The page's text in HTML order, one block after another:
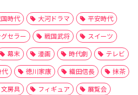
時代 大河ドラマ
平安時代
セラー 戦国武将
スイーツ
幕末 漫画 時代劇
テレビ
徳川家康 織田信長
抹茶
文房具 フィギュア
展覧会